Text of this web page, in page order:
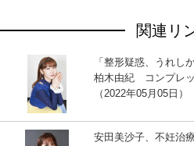
関連リ
「整形疑惑、うれし
柏木由紀 コンプレ
（2022年05月05日）
安田美沙子、不妊治